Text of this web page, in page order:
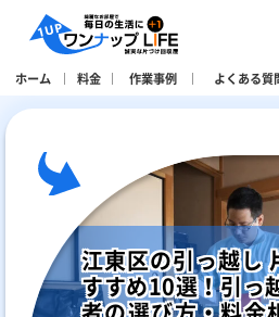
ホーム
料金 作業事例 よくある質
江東区の引っ越し
すすめ10選！引っ